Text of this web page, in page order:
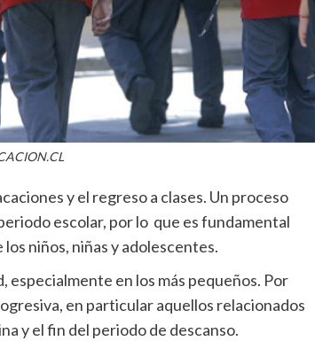
y el regreso a clases. Un proceso
escolar, por lo que es fundamental
niños, niñas y adolescentes.
especialmente en los más pequeños. Por
en particular aquellos relacionados
y el fin del periodo de descanso.